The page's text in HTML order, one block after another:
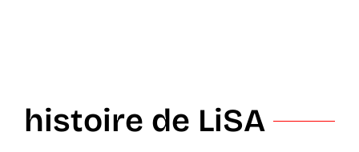
histoire de LiSA